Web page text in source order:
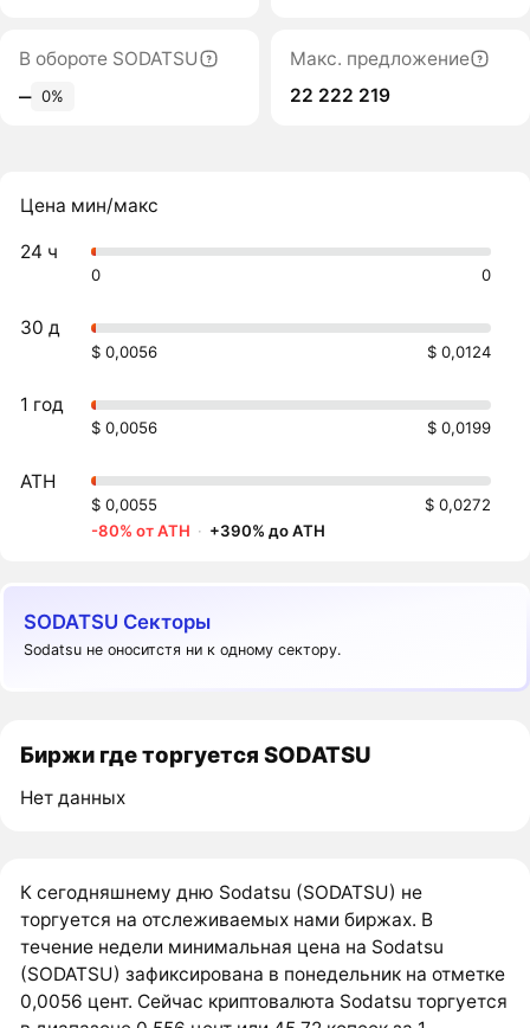
В обороте SODATSU
‒ 0%
Макс. предложение
22 222 219
Цена мин/макс
24 ч
0 0
30 д
$ 0,0056 $ 0,0124
1 год
$ 0,0056 $ 0,0199
ATH
$ 0,0055
$ 0,0272
-80% от ATH · +390% до ATH
SODATSU Секторы
Sodatsu не оноситстя ни к одному сектору.
Биржи где торгуется SODATSU
Нет данных
К сегодняшнему дню Sodatsu (SODATSU) не
торгуется на отслеживаемых нами биржах. В
течение недели минимальная цена на Sodatsu
(SODATSU) зафиксирована в понедельник на отметке
0,0056 цент. Сейчас криптовалюта Sodatsu торгуется